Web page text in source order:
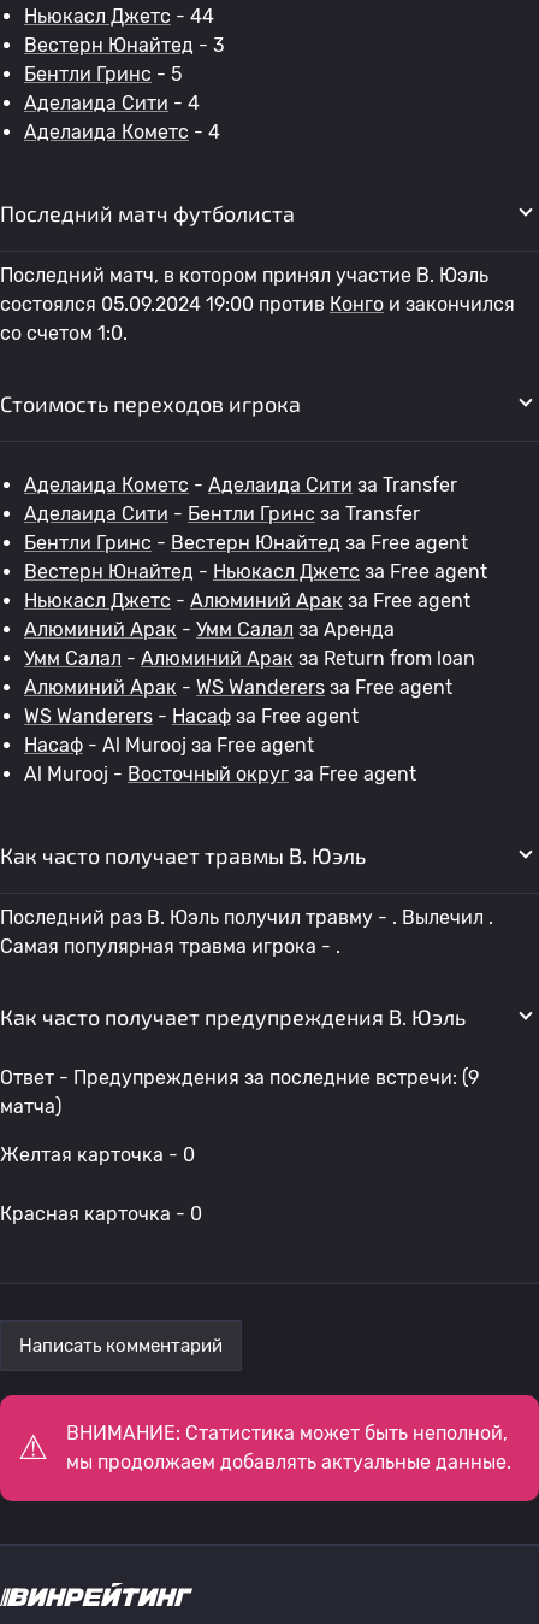
Ньюкасл Джетс - 44
Вестерн Юнайтед - 3
Бентли Гринс - 5
Аделаида Сити - 4
Аделаида Кометс - 4
Последний матч футболиста
Последний матч, в котором принял участие В. Юэль
состоялся 05.09.2024 19:00 против Конго и закончился
со счетом 1:0.
Стоимость переходов игрока
Аделаида Кометс - Аделаида Сити за Transfer
Аделаида Сити - Бентли Гринс за Transfer
Бентли Гринс - Вестерн Юнайтед за Free agent
Вестерн Юнайтед - Ньюкасл Джетс за Free agent
Ньюкасл Джетс - Алюминий Арак за Free agent
Алюминий Арак - Умм Салал за Аренда
Умм Салал - Алюминий Арак за Return from loan
Алюминий Арак - WS Wanderers за Free agent
WS Wanderers - Насаф за Free agent
Насаф - Al Murooj за Free agent
Al Murooj - Восточный округ за Free agent
Как часто получает травмы В. Юэль
Последний раз В. Юэль получил травму - . Вылечил .
Самая популярная травма игрока - .
Как часто получает предупреждения В. Юэль
Ответ - Предупреждения за последние встречи: (9
матча)
Желтая карточка - 0
Красная карточка - 0
Написать комментарий
ВНИМАНИЕ: Статистика может быть неполной,
мы продолжаем добавлять актуальные данные.